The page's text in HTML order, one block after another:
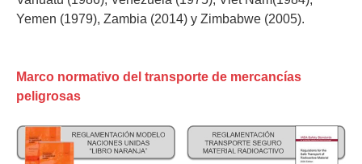
Yemen (1979), Zambia (2014) y Zimbabwe (2005).
Marco normativo del transporte de mercancías
peligrosas